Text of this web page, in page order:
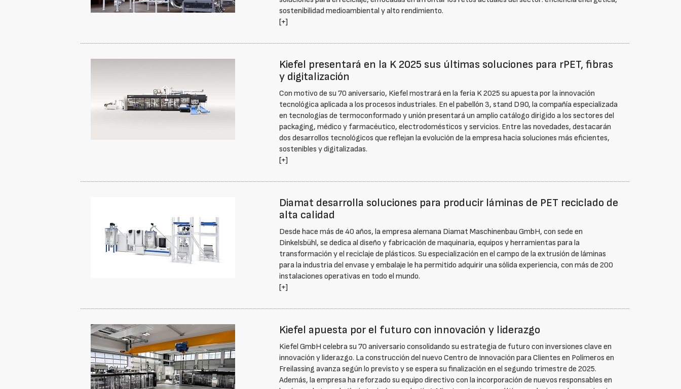
sostenibilidad medioambiental y alto rendimiento.
[+]
Kiefel presentará en la K 2025 sus últimas soluciones para rPET, fibras
y digitalización
Con motivo de su 70 aniversario, Kiefel mostrará en la feria K 2025 su apuesta por la innovación
tecnológica aplicada a los procesos industriales. En el pabellón 3, stand D90, la compañía especializada
en tecnologías de termoconformado y unión presentará un amplio catálogo dirigido a los sectores del
packaging, médico y farmacéutico, electrodomésticos y servicios. Entre las novedades, destacarán
dos desarrollos tecnológicos que reflejan la evolución de la empresa hacia soluciones más eficientes,
sostenibles y digitalizadas.
[+]
Diamat desarrolla soluciones para producir láminas de PET reciclado de
alta calidad
Desde hace más de 40 años, la empresa alemana Diamat Maschinenbau GmbH, con sede en
Dinkelsbühl, se dedica al diseño y fabricación de maquinaria, equipos y herramientas para la
transformación y el reciclaje de plásticos. Su especialización en el campo de la extrusión de láminas
para la industria del envase y embalaje le ha permitido adquirir una sólida experiencia, con más de 200
instalaciones operativas en todo el mundo.
[+]
Kiefel apuesta por el futuro con innovación y liderazgo
Kiefel GmbH celebra su 70 aniversario consolidando su estrategia de futuro con inversiones clave en
innovación y liderazgo. La construcción del nuevo Centro de Innovación para Clientes en Polímeros en
Freilassing avanza según lo previsto y se espera su finalización en el segundo trimestre de 2025.
Además, la empresa ha reforzado su equipo directivo con la incorporación de nuevos responsables en